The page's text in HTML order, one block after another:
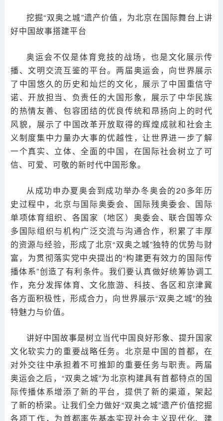
挖掘“双奥之城”遗产价值，为北京在国际舞台上讲
好中国故事搭建平台
奥运会不仅是体育竞技的战场，也是文化展示传
播、文明交流互鉴的平台。两届奥运会，向世界展示
了中国悠久的历史和灿烂的文化，展示了中国重信守
诺、开放担当、负责任的大国形象，展示了中华民族
的热情友善、包容团结的优良传统和昂扬向上的时代
风貌，展示了中国改革开放取得的辉煌成就和社会主
义制度集中力量办大事的优越性，让世界进一步了解
一个真实、立体、全面的中国，在国际社会树立了可
信、可爱、可敬的新时代中国形象。
从成功申办夏奥会到成功举办冬奥会的20多年历
史过程中，北京与国际奥委会、国际残奥委会、国际
单项体育组织、各国家（地区）奥委会、联合国等众
多国际组织与机构广泛交流与沟通合作，积累了丰厚
的资源与经验，形成了北京“双奥之城”独特的优势与财
富，为贯彻落实党中央提出的“构建更有效力的国际传
播体系”创造了有利条件。我们要认真做好统筹协调工
作，充分发挥体育、文化旅游、科技、各区和京津冀
各方面积极性，形成合力，向世界展示“双奥之城”的独
特魅力与价值。
讲好中国故事是树立当代中国良好形象、提升国家
文化软实力的重要战略任务。北京是中国的首都，在
对外交往中承担着不可推卸的重要任务与职责。两届
奥运会之后，“双奥之城”为北京构建具有首都特点的国
际传播体系增添了新的平台，提供了新的渠道，架起
了新的桥梁。让我们全力做好“双奥之城”遗产价值挖掘
各项工作，为首都率先基本实现社会主义现代化、建